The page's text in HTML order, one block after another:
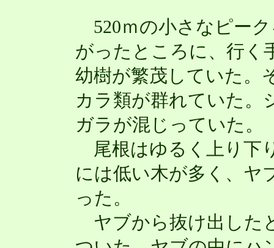
520ｍの小さなピー
がったところに、行く
幼樹が繁茂していた。
カラ類が群れていた。
ガラが混じっていた。
尾根はゆるく上り下
には低い木が多く、ヤ
った。
ヤブから抜け出した